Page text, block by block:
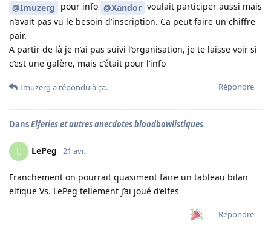
@Imuzerg pour info @Xandor voulait participer aussi mais
n’avait pas vu le besoin d’inscription. Ca peut faire un chiffre
pair.
A partir de là je n’ai pas suivi l’organisation, je te laisse voir si
c’est une galère, mais c’était pour l’info
Répondre
Imuzerg a répondu à ça.
DansElferies et autres anecdotes bloodbowlistiques
L LePeg 21 avr.
Franchement on pourrait quasiment faire un tableau bilan
elfique Vs. LePeg tellement j’ai joué d’elfes
Répondre